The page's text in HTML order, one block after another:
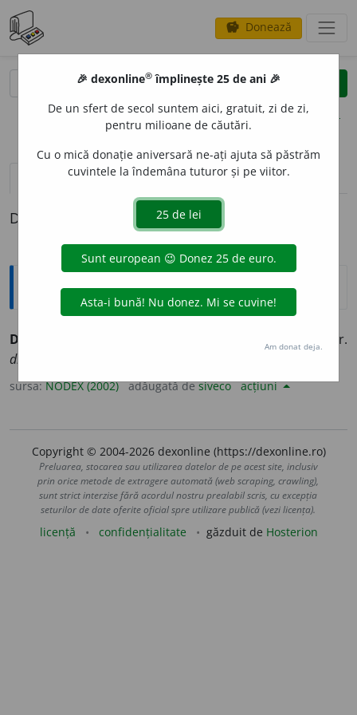
savings Donează
clear
opțiuni
definiții (1)
Definiția cu ID-ul 332422:
Explicative DEX
DISPERS
Care produce dispersia. /<fr.
dispersif
sursa:NODEX (2002) adăugată desiveco acțiuni
Copyright © 2004-2026 dexonline (https://dexonline.ro)
Preluarea, stocarea sau utilizarea datelor de pe acest site, inclusiv
prin orice metode de extragere automată (web scraping, crawling),
sunt strict interzise fără acordul nostru prealabil scris, cu excepția
seturilor de date oferite oficial spre utilizare publică (vezi licența).
licență confidențialitate găzduit de Hosterion
🎉 dexonline® împlinește 25 de ani 🎉
De un sfert de secol suntem aici, gratuit, zi de zi,
pentru milioane de căutări.
Cu o mică donație aniversară ne-ați ajuta să păstrăm
cuvintele la îndemâna tuturor și pe viitor.
Am donat deja.